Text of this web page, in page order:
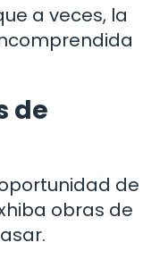
a veces, la
de
de
obras de